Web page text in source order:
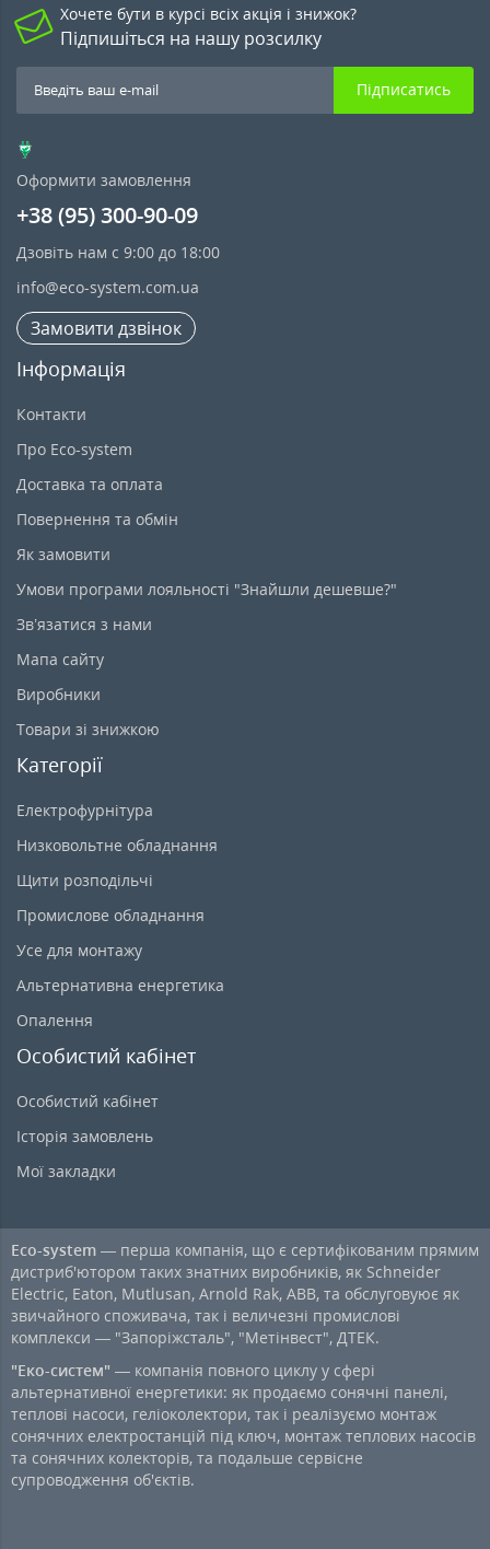
Хочете бути в курсі всіх акція і знижок?
Підпишіться на нашу розсилку
Підписатись
Оформити замовлення
+38 (95) 300-90-09
Дзовіть нам с 9:00 до 18:00
info@eco-system.com.ua
Замовити дзвінок
Інформація
Контакти
Про Eco-system
Доставка та оплата
Повернення та обмін
Як замовити
Умови програми лояльності "Знайшли дешевше?"
Зв’язатися з нами
Мапа сайту
Виробники
Товари зі знижкою
Категорії
Електрофурнітура
Низковольтне обладнання
Щити розподільчі
Промислове обладнання
Усе для монтажу
Альтернативна енергетика
Опалення
Особистий кабінет
Особистий кабінет
Історія замовлень
Мої закладки
Eco-system — перша компанія, що є сертифікованим прямим
дистриб'ютором таких знатних виробників, як Schneider
Electric, Eaton, Mutlusan, Arnold Rak, ABB, та обслуговуює як
звичайного споживача, так і величезні промислові
комплекси — "Запоріжсталь", "Метінвест", ДТЕК.
"Еко-систем" — компанія повного циклу у сфері
альтернативної енергетики: як продаємо сонячні панелі,
теплові насоси, геліоколектори, так і реалізуємо монтаж
сонячних електростанцій під ключ, монтаж теплових насосів
та сонячних колекторів, та подальше сервісне
супроводження об'єктів.